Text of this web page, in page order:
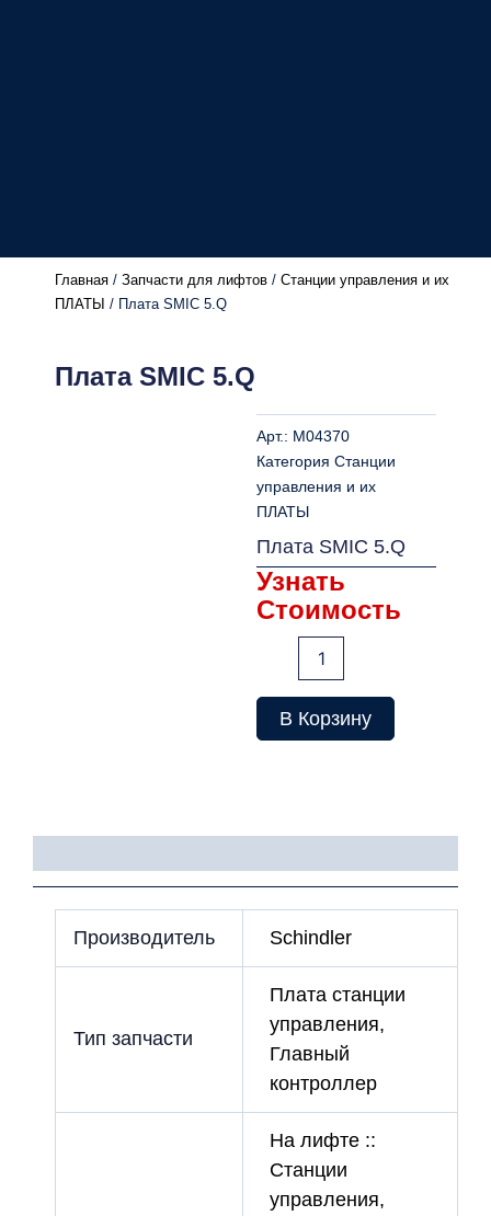
Главная / Запчасти для лифтов / Станции управления и их
ПЛАТЫ / Плата SMIC 5.Q
Плата SMIC 5.Q
Арт.: M04370
Категория Станции
управления и их
ПЛАТЫ
Плата SMIC 5.Q
Узнать
Стоимость
SMIC
5.Q
В Корзину
Производитель Schindler
Тип запчасти
Плата станции
управления,
Главный
контроллер
На лифте ::
Станции
управления,